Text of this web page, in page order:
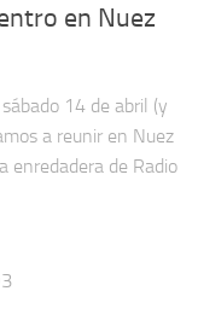
en Nuez
14 de abril (y
a reunir en Nuez
enredadera de Radio